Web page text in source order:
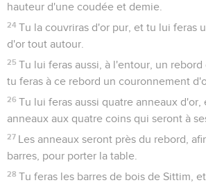
hauteur d'une coudée et demie.
24 Tu la couvriras d'or pur, et tu lui feras
d'or tout autour.
25 Tu lui feras aussi, à l'entour, un
tu feras à ce rebord un couronnement
26 Tu lui feras aussi quatre anneaux d'or,
anneaux aux quatre coins qui seront à
27 Les anneaux seront près du rebord,
barres, pour porter la table.
28 Tu feras les barres de bois de Sittim,